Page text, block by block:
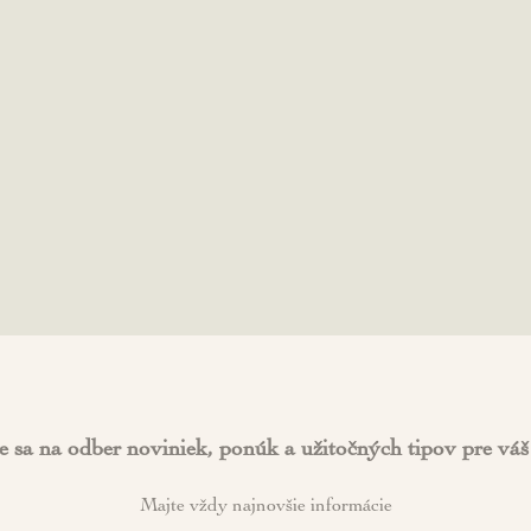
sa na odber noviniek, ponúk a užitočných tipov pre
Majte vždy najnovšie informácie